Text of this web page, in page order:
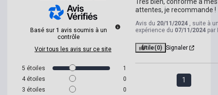
Basé sur 1 avis soumis à un
contrôle
Voir tous les avis sur ce site
5 étoiles
1
4 étoiles
0
3 étoiles
0
attentes, je recommande !
Avis du 20/11/2024 , suite à
expérience du 07/11/2024 par
Utile(0) Signaler
1